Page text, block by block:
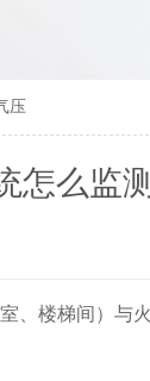
压
怎么监
、楼梯间）与